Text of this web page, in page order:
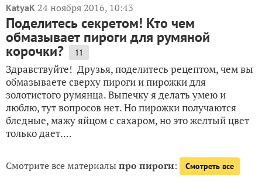
KatyaK 24 ноября 2016, 10:43
Поделитесь секретом! Кто чем
обмазывает пироги для румяной
корочки? 11
Здравствуйте! Друзья, поделитесь рецептом, чем вы
обмазываете сверху пироги и пирожки для
золотистого румянца. Выпечку я делать умею и
люблю, тут вопросов нет. Но пирожки получаются
бледные, мажу яйцом с сахаром, но это желтый цвет
только дает....
Смотрите все материалыпро пироги: Смотреть все